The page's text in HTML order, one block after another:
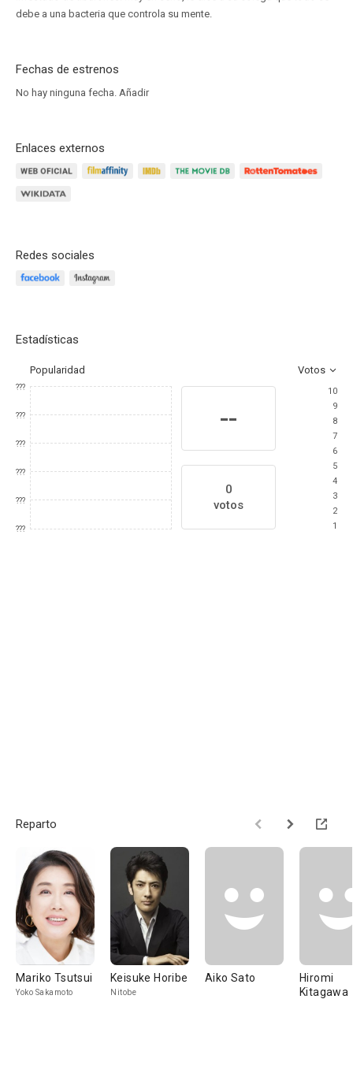
debe a una bacteria que controla su mente.
Fechas de estrenos
No hay ninguna fecha. Añadir
Enlaces externos
Redes sociales
Estadísticas
Popularidad Votos
???
???
???
???
???
???
--
0
votos
10
9
8
7
6
5
4
3
2
1
Reparto
Mariko Tsutsui
Yoko Sakamoto
Keisuke Horibe
Nitobe
Aiko Sato
Hiromi
Kitagawa